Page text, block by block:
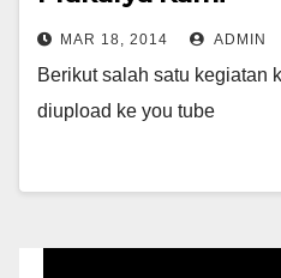
MAR 18, 2014 ADMIN
Berikut salah satu kegiatan
diupload ke you tube